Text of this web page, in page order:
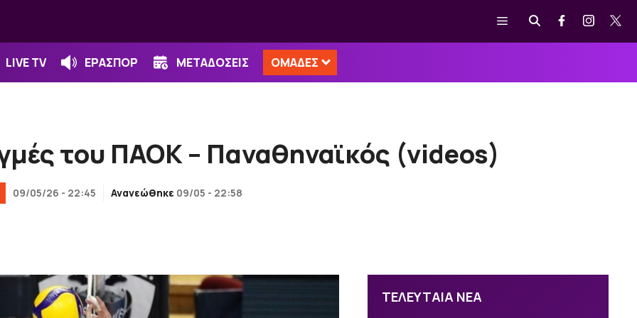
Μενού
LIVE TV ΕΡΑΣΠΟΡ ΜΕΤΑΔΟΣΕΙΣ ΟΜΑΔΕΣ
του ΠΑΟΚ – Παναθηναϊκός (videos)
09/05/26 - 22:45 Ανανεώθηκε 09/05 - 22:58
ΤΕΛΕΥΤΑΙΑ ΝΕΑ